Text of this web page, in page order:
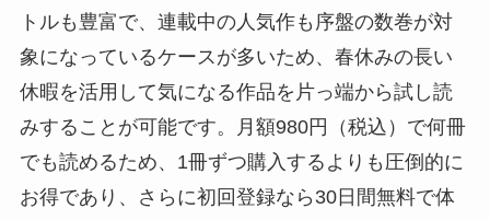
トルも豊富で、連載中の人気作も序盤の数巻が対
象になっているケースが多いため、春休みの長い
休暇を活用して気になる作品を片っ端から試し読
みすることが可能です。月額980円（税込）で何冊
でも読めるため、1冊ずつ購入するよりも圧倒的に
お得であり、さらに初回登録なら30日間無料で体